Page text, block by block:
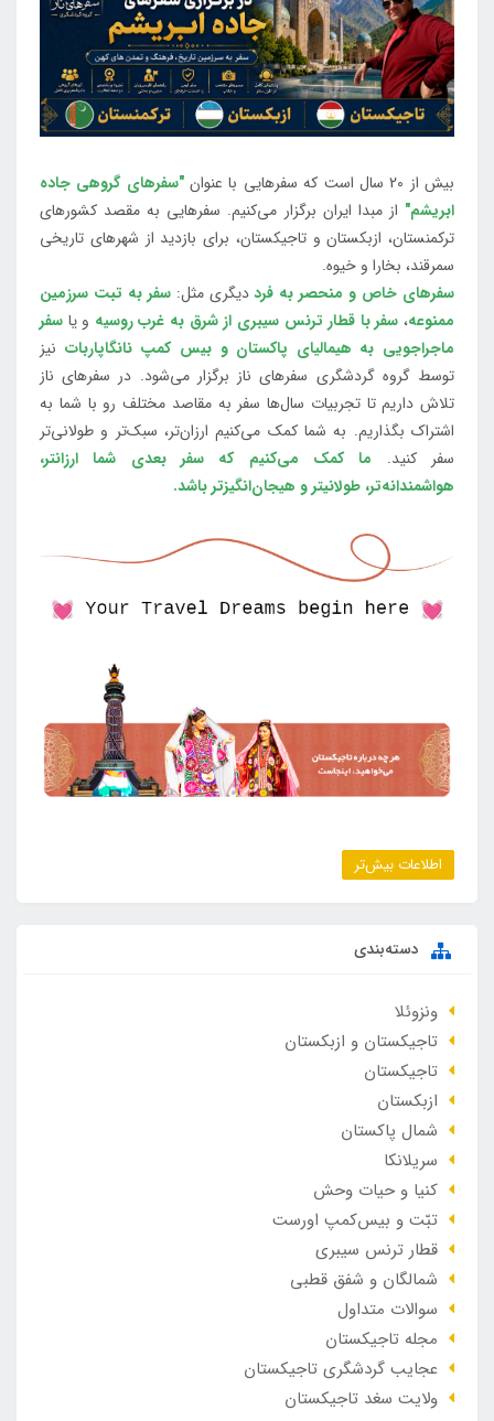
بیش از 20 سال است که سفرهایی با عنوان
"سفرهای گروهی جاده
ابریشم" از مبدا ایران برگزار می‌کنیم. سفرهایی به مقصد کشورهای
ترکمنستان، ازبکستان و تاجیکستان، برای بازدید از شهرهای تاریخی
سمرقند، بخارا و خیوه.
سفرهای خاص و منحصر به فرددیگری مثل:سفر به تبت سرزمین
ممنوعه، سفر با قطار ترنس سیبری از شرق به غرب روسیه و یا سفر
ماجراجویی به هیمالیای پاکستان و بیس کمپ نانگاپاربات نیز
توسط گروه گردشگری سفرهای ناز برگزار می‌شود. در سفرهای ناز
تلاش داریم تا تجربیات سال‌ها سفر به مقاصد مختلف رو با شما به
اشتراک بگذاریم. به شما کمک می‌کنیم ارزان‌تر، سبک‌تر و طولانی‌تر
سفر کنید. ما کمک می‌کنیم که سفر بعدی شما ارزانتر،
هواشمندانه‌تر، طولانی‎تر و هیجان‌انگیزتر باشد.
اطلاعات بیش‌تر
دسته‌بندی
ونزوئلا
تاجیکستان و ازبکستان
تاجیکستان
ازبکستان
شمال پاکستان
سریلانکا
کنیا و حیات وحش
تبّت و بیس‌کمپ اورست
قطار ترنس سیبری
شمالگان و شفق قطبی
سوالات متداول
مجله تاجیکستان
عجایب گردشگری تاجیکستان
ولایت سغد تاجیکستان